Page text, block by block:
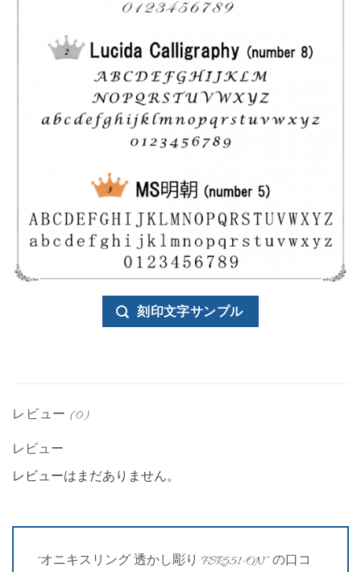
刻印文字サンプル
レビュー (0)
レビュー
レビューはまだありません。
“オニキスリング 透かし彫り FSR551-ON” の口コ